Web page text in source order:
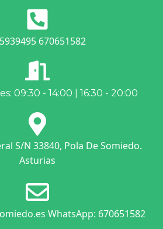
670651582
09:30 - 14:00 | 16:30 - 20:00
S/N 33840, Pola De Somiedo.
Asturias
WhatsApp: 670651582